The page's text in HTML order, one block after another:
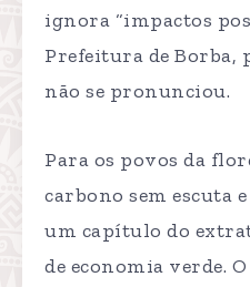
ignora “impactos
Prefeitura de Borba,
não se pronunciou.
Para os povos da
carbono sem escuta
um capítulo do
de economia verde. O